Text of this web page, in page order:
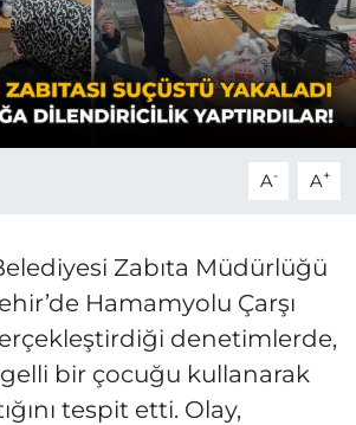
A- A+
Zabıta Müdürlüğü
Hamamyolu Çarşı
denetimlerde,
bir çocuğu kullanarak
tespit etti. Olay,